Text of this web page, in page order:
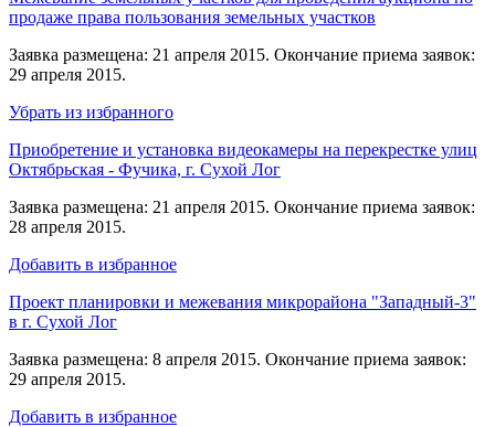
продаже права пользования земельных участков
Заявка размещена: 21 апреля 2015. Окончание приема заявок:
29 апреля 2015.
Убрать из избранного
Приобретение и установка видеокамеры на перекрестке улиц
Октябрьская - Фучика, г. Сухой Лог
Заявка размещена: 21 апреля 2015. Окончание приема заявок:
28 апреля 2015.
Добавить в избранное
Проект планировки и межевания микрорайона "Западный-3"
в г. Сухой Лог
Заявка размещена: 8 апреля 2015. Окончание приема заявок:
29 апреля 2015.
Добавить в избранное